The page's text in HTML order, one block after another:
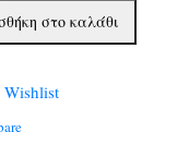
στο καλάθι